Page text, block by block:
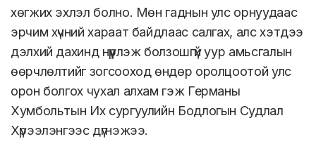
хөгжих эхлэл болно. Мөн гаднын улс орнуудаас
эрчим хүчний хараат байдлаас салгах, алс хэтдээ
дэлхий дахинд нүүрлэж болзошгүй уур амьсгалын
өөрчлөлтийг зогсооход өндөр оролцоотой улс
орон болгох чухал алхам гэж Германы
Хумбольтын Их сургуулийн Бодлогын Судлал
Хүрээлэнгээс дүгнэжээ.